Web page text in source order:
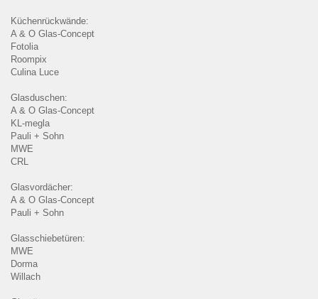
Küchenrückwände:
A & O Glas-Concept
Fotolia
Roompix
Culina Luce
Glasduschen:
A & O Glas-Concept
KL-megla
Pauli + Sohn
MWE
CRL
Glasvordächer:
A & O Glas-Concept
Pauli + Sohn
Glasschiebetüren:
MWE
Dorma
Willach